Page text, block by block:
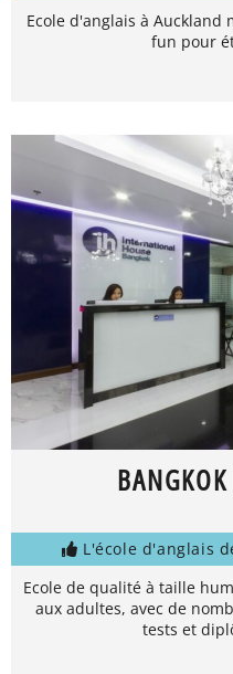
Ecole d'anglais à
fun pour
L'école d'anglais
Ecole de qualité à taille
aux adultes, avec de
tests et